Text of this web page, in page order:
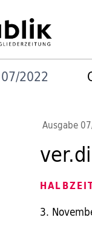
2022
Ausgabe
3.